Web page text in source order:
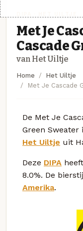
Met Je
Cascade
van Het Uiltje
Home
Het Uiltje
Met Je Cascade
De Met Je
Green
Het Uiltje uit
Deze DIPA
8.0%. De
Amerika.